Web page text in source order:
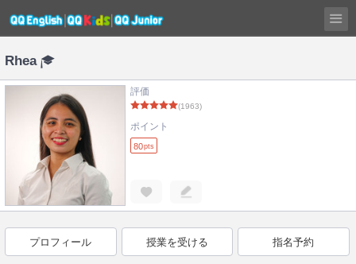
Rhea
評価
(1963)
ポイント
80pts
プロフィール 授業を受ける 指名予約